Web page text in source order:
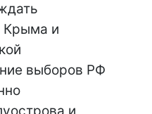
Крыма и
выборов РФ